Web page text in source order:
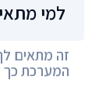
למי
זה מתאים
המערכת כך